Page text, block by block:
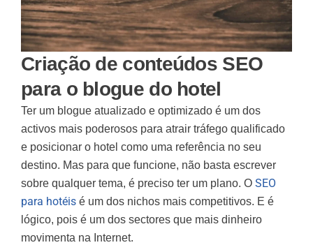
Criação de conteúdos SEO
para o blogue do hotel
Ter um blogue atualizado e optimizado é um dos
activos mais poderosos para atrair tráfego qualificado
e posicionar o hotel como uma referência no seu
destino. Mas para que funcione, não basta escrever
sobre qualquer tema, é preciso ter um plano. O SEO
para hotéis é um dos nichos mais competitivos. E é
lógico, pois é um dos sectores que mais dinheiro
movimenta na Internet.